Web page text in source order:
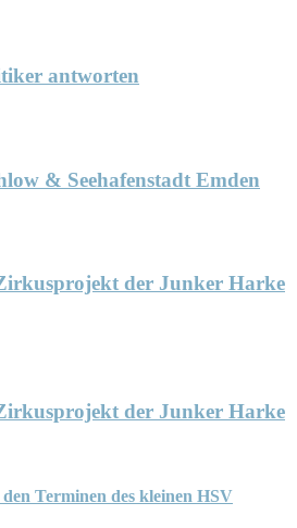
antworten
& Seehafenstadt Emden
der Junker Harke
der Junker Harke
Terminen des kleinen HSV